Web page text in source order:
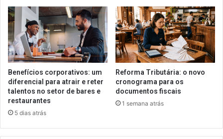
Benefícios corporativos: um
diferencial para atrair e reter
talentos no setor de bares e
restaurantes
5 dias atrás
Reforma Tributária: o novo
cronograma para os
documentos fiscais
1 semana atrás